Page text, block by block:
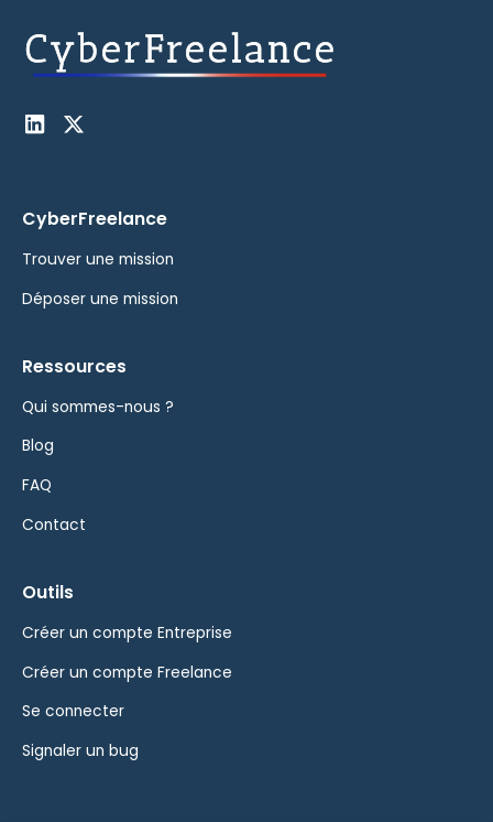
CyberFreelance
Trouver une mission
Déposer une mission
Ressources
Qui sommes-nous ?
Blog
FAQ
Contact
Outils
Créer un compte Entreprise
Créer un compte Freelance
Se connecter
Signaler un bug